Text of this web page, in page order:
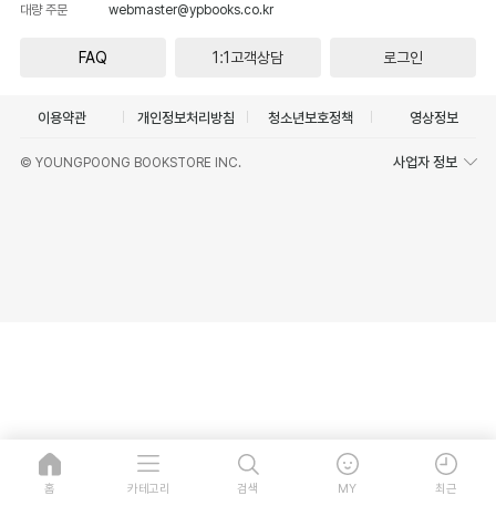
대량 주문
webmaster@ypbooks.co.kr
FAQ 1:1고객상담 로그인
이용약관 개인정보처리방침 청소년보호정책 영상정보
© YOUNGPOONG BOOKSTORE INC. 사업자 정보
홈 카테고리 검색 MY 최근